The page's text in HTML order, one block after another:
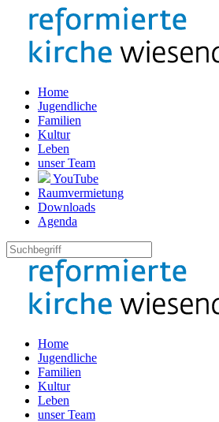
Home
Jugendliche
Familien
Kultur
Leben
unser Team
YouTube
Raumvermietung
Downloads
Agenda
Home
Jugendliche
Familien
Kultur
Leben
unser Team